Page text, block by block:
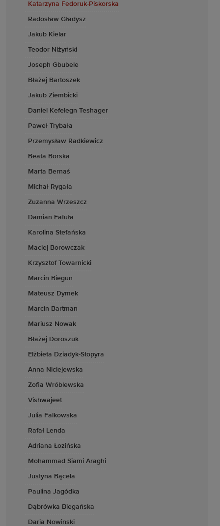
Katarzyna Fedoruk-Piskorska
Radosław Gładysz
Jakub Kielar
Teodor Niżyński
Joseph Gbubele
Błażej Bartoszek
Jakub Ziembicki
Daniel Kefelegn Teshager
Paweł Trybała
Przemysław Radkiewicz
Beata Borska
Marta Bernaś
Michał Rygała
Zuzanna Wrzeszcz
Damian Fafuła
Karolina Stefańska
Maciej Borowczak
Krzysztof Towarnicki
Marcin Biegun
Mateusz Dymek
Marcin Bartman
Mariusz Nowak
Błażej Doroszuk
Elżbieta Dziadyk-Stopyra
Anna Niciejewska
Zofia Wróblewska
Vishwajeet
Julia Falkowska
Rafał Lenda
Adriana Łozińska
Mohammad Siami Araghi
Justyna Bącela
Paulina Jagódka
Dąbrówka Biegańska
Daria Nowinski